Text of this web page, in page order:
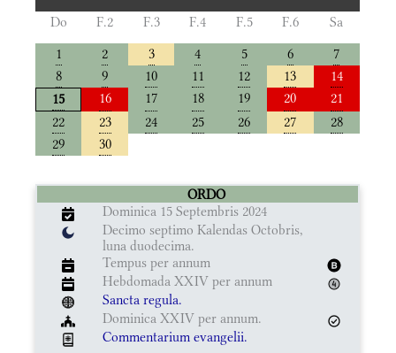
Do F.2 F.3 F.4 F.5 F.6
Sa
1
2 3 4 5 6
7
8
9 10 11 12 13
14
15
16 17 18 19 20
21
22
23 24 25 26 27
28
29
30
ORDO
Dominica 15 Septembris 2024
Decimo septimo Kalendas Octobris,
luna duodecima.
Tempus per annum
Hebdomada XXIV per annum
Sancta regula.
Dominica XXIV per annum.
Commentarium evangelii.